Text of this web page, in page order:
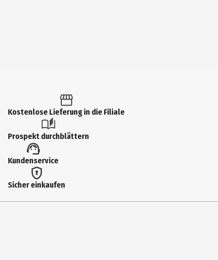
Kostenlose Lieferung in die Filiale
Prospekt durchblättern
Kundenservice
Sicher einkaufen